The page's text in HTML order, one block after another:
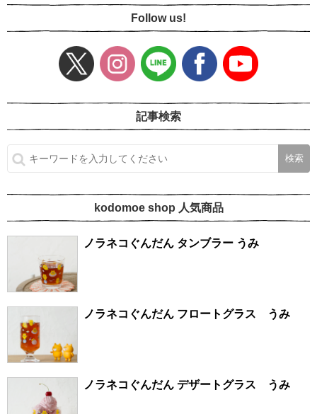
Follow us!
記事検索
kodomoe shop 人気商品
ノラネコぐんだん タンブラー うみ
ノラネコぐんだん フロートグラス うみ
ノラネコぐんだん デザートグラス うみ